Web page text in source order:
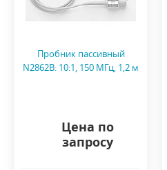
Пробник пассивный
N2862B: 10:1, 150 МГц, 1,2 м
Цена по
запросу